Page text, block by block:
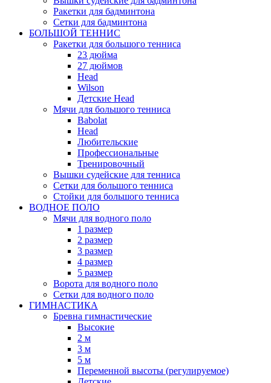
Ракетки для бадминтона
Сетки для бадминтона
БОЛЬШОЙ ТЕННИС
Ракетки для большого тенниса
23 дюйма
27 дюймов
Head
Wilson
Детские Head
Мячи для большого тенниса
Babolat
Head
Любительские
Профессиональные
Тренировочный
Вышки судейские для тенниса
Сетки для большого тенниса
Стойки для большого тенниса
ВОДНОЕ ПОЛО
Мячи для водного поло
1 размер
2 размер
3 размер
4 размер
5 размер
Ворота для водного поло
Сетки для водного поло
ГИМНАСТИКА
Бревна гимнастические
Высокие
2 м
3 м
5 м
Переменной высоты (регулируемое)